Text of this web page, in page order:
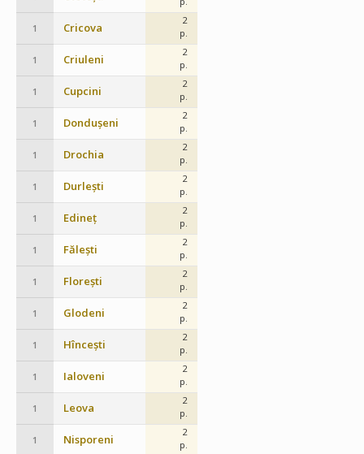
1 Cricova
2
p.
1 Criuleni
2
p.
1 Cupcini
2
p.
1 Dondușeni
2
p.
1 Drochia
2
p.
1 Durlești
2
p.
1 Edineț
2
p.
1 Fălești
2
p.
1 Florești
2
p.
1 Glodeni
2
p.
1 Hîncești
2
p.
1 Ialoveni
2
p.
1 Leova
2
p.
1 Nisporeni
2
p.